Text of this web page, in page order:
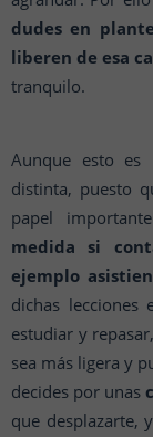
dudes en
liberen de esa
tranquilo.
Aunque esto
distinta, puesto
papel
medida si
ejemplo
dichas lecciones
estudiar y
sea más ligera y
decides por unas
que desplazarte,